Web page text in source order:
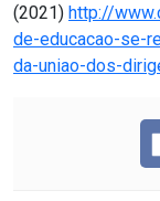
(2021) http://
de-educacao-se-
da-uniao-dos-